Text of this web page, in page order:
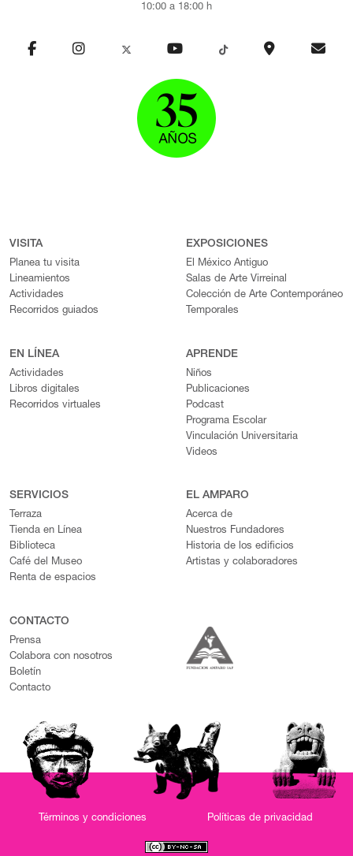
10:00 a 18:00 h
VISITA
Planea tu visita
Lineamientos
Actividades
Recorridos guiados
EXPOSICIONES
El México Antiguo
Salas de Arte Virreinal
Colección de Arte Contemporáneo
Temporales
EN LÍNEA
Actividades
Libros digitales
Recorridos virtuales
APRENDE
Niños
Publicaciones
Podcast
Programa Escolar
Vinculación Universitaria
Videos
SERVICIOS
Terraza
Tienda en Línea
Biblioteca
Café del Museo
Renta de espacios
EL AMPARO
Acerca de
Nuestros Fundadores
Historia de los edificios
Artistas y colaboradores
CONTACTO
Prensa
Colabora con nosotros
Boletín
Contacto
Términos y condiciones Políticas de privacidad